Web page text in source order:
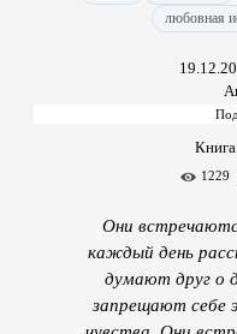
любовная
1229
Они
каждый день
думают друг о
запрещают себе